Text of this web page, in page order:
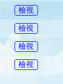
檢視
檢視
檢視
檢視